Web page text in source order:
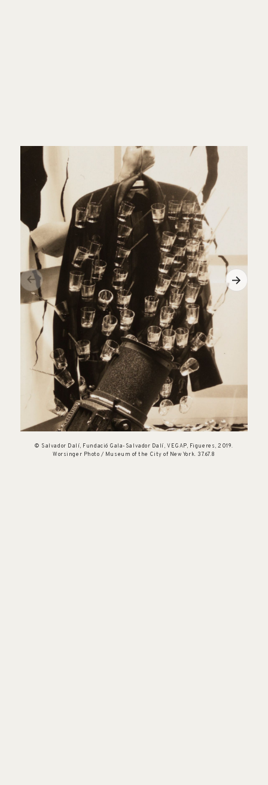
© Salvador Dalí, Fundació Gala-Salvador Dalí, VEGAP, Figueres, 2019.
Worsinger Photo / Museum of the City of New York. 37.67.8